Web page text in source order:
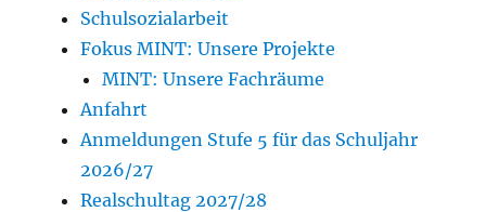
Schulsozialarbeit
Fokus MINT: Unsere Projekte
MINT: Unsere Fachräume
Anfahrt
Anmeldungen Stufe 5 für das Schuljahr
2026/27
Realschultag 2027/28